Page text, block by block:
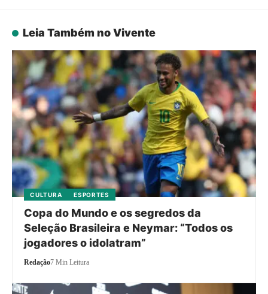
Leia Também no Vivente
CULTURA ESPORTES
Copa do Mundo e os segredos da
Seleção Brasileira e Neymar: “Todos os
jogadores o idolatram”
Redação7 Min Leitura